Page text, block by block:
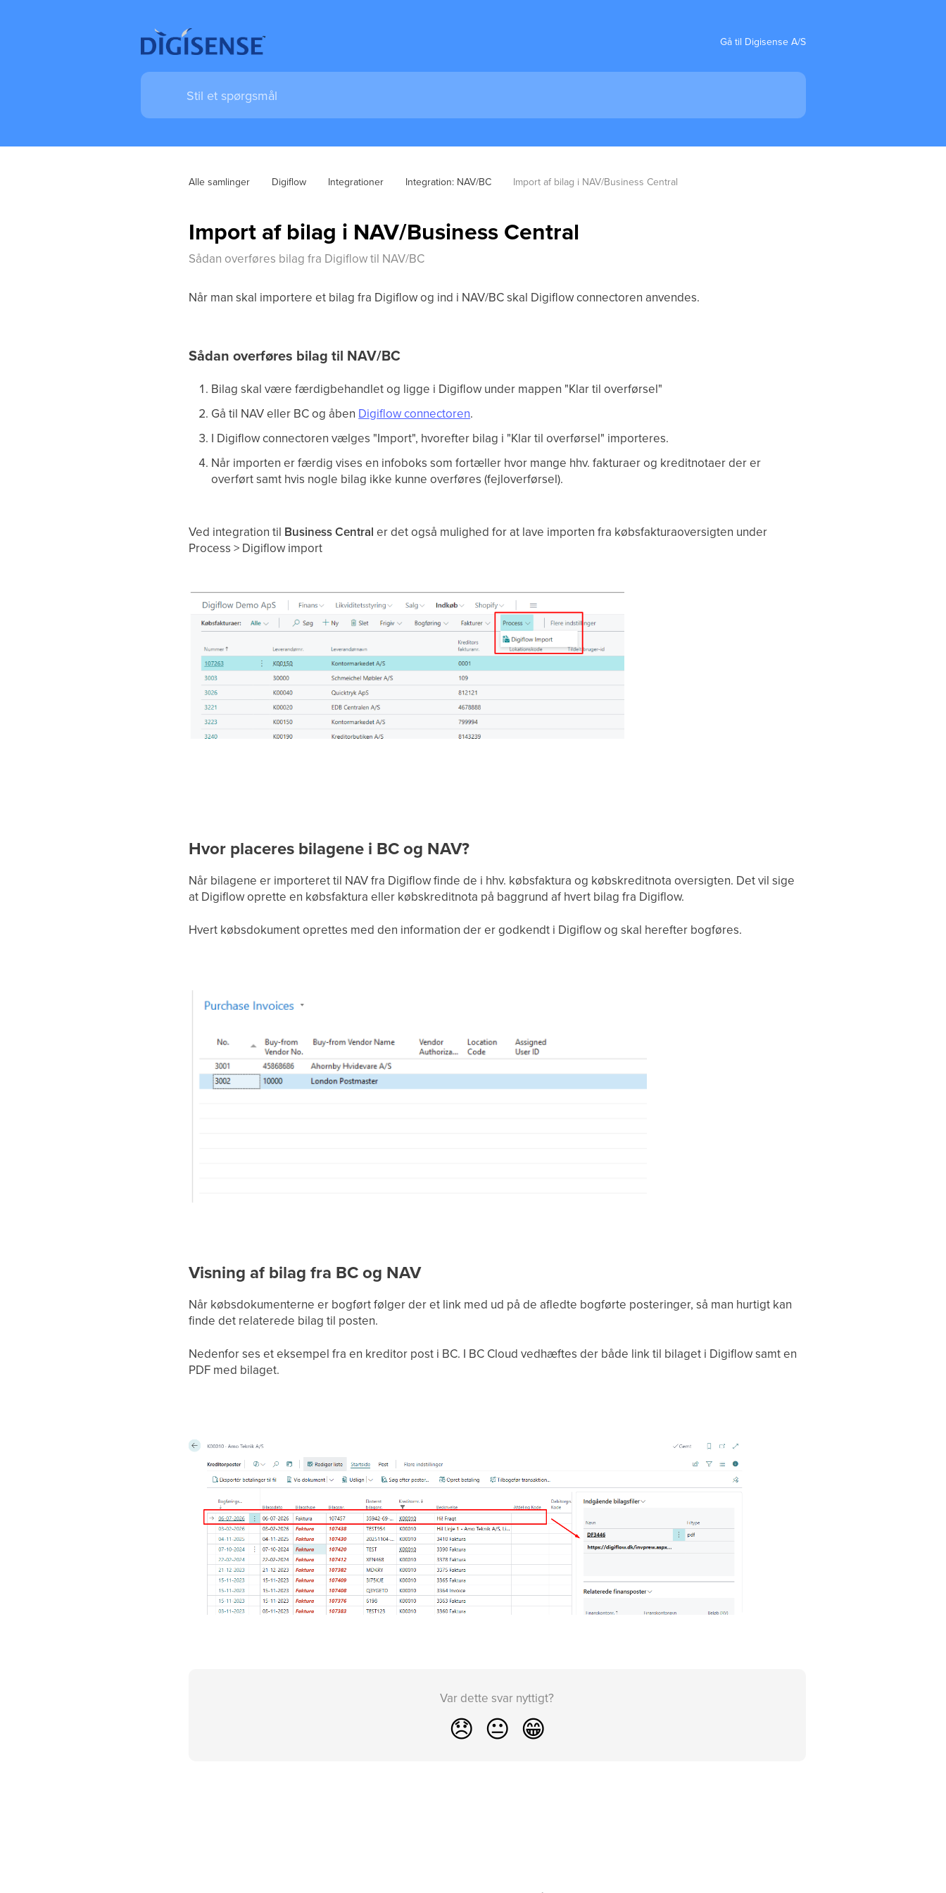
Gå til Digisense A/S
Alle samlinger Digiflow Integrationer Integration: NAV/BC Import af bilag i NAV/Business Central
Import af bilag i NAV/Business Central
Sådan overføres bilag fra Digiflow til NAV/BC
Når man skal importere et bilag fra Digiflow og ind i NAV/BC skal Digiflow connectoren anvendes.
Sådan overføres bilag til NAV/BC
Bilag skal være færdigbehandlet og ligge i Digiflow under mappen "Klar til overførsel"
Gå til NAV eller BC og åben Digiflow connectoren.
I Digiflow connectoren vælges "Import", hvorefter bilag i "Klar til overførsel" importeres.
Når importen er færdig vises en infoboks som fortæller hvor mange hhv. fakturaer og kreditnotaer der er
overført samt hvis nogle bilag ikke kunne overføres (fejloverførsel).
Ved integration til Business Central er det også mulighed for at lave importen fra købsfakturaoversigten under
Process > Digiflow import
Hvor placeres bilagene i BC og NAV?
Når bilagene er importeret til NAV fra Digiflow finde de i hhv. købsfaktura og købskreditnota oversigten. Det vil sige
at Digiflow oprette en købsfaktura eller købskreditnota på baggrund af hvert bilag fra Digiflow.
Hvert købsdokument oprettes med den information der er godkendt i Digiflow og skal herefter bogføres.
Visning af bilag fra BC og NAV
Når købsdokumenterne er bogført følger der et link med ud på de afledte bogførte posteringer, så man hurtigt kan
finde det relaterede bilag til posten.
Nedenfor ses et eksempel fra en kreditor post i BC. I BC Cloud vedhæftes der både link til bilaget i Digiflow samt en
PDF med bilaget.
Var dette svar nyttigt?
😞 😐 😁